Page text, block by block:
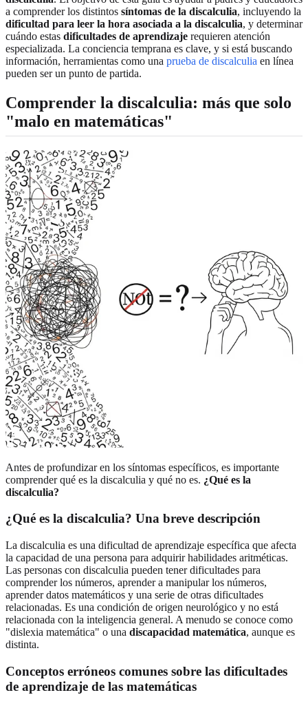
a comprender los distintos síntomas de la discalculia, incluyendo la
dificultad para leer la hora asociada a la discalculia, y determinar
cuándo estas dificultades de aprendizaje requieren atención
especializada. La conciencia temprana es clave, y si está buscando
información, herramientas como una prueba de discalculia en línea
pueden ser un punto de partida.
Comprender la discalculia: más que solo
"malo en matemáticas"
Antes de profundizar en los síntomas específicos, es importante
comprender qué es la discalculia y qué no es. ¿Qué es la
discalculia?
¿Qué es la discalculia? Una breve descripción
La discalculia es una dificultad de aprendizaje específica que afecta
la capacidad de una persona para adquirir habilidades aritméticas.
Las personas con discalculia pueden tener dificultades para
comprender los números, aprender a manipular los números,
aprender datos matemáticos y una serie de otras dificultades
relacionadas. Es una condición de origen neurológico y no está
relacionada con la inteligencia general. A menudo se conoce como
"dislexia matemática" o una discapacidad matemática, aunque es
distinta.
Conceptos erróneos comunes sobre las dificultades
de aprendizaje de las matemáticas